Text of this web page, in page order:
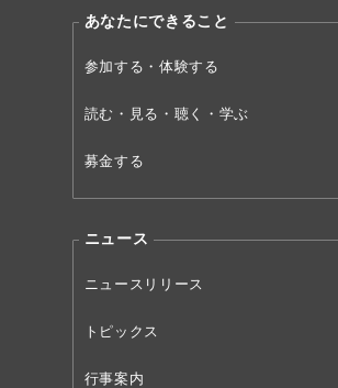
あなたにできること
参加する・体験する
読む・見る・聴く・学ぶ
募金する
ニュース
ニュースリリース
トピックス
行事案内